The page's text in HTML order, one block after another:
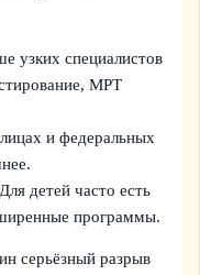
узких специалистов
МРТ
и федеральных
Для детей часто есть
программы.
серьёзный разрыв